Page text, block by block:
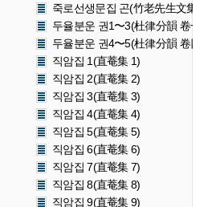
죽로선생문집 곤(竹老先生文集 곤)
두율분운 권1〜3(杜律分韻 卷一〜三)
두율분운 권4〜5(杜律分韻 卷四〜五)
직암집 1(直菴集 1)
직암집 2(直菴集 2)
직암집 3(直菴集 3)
직암집 4(直菴集 4)
직암집 5(直菴集 5)
직암집 6(直菴集 6)
직암집 7(直菴集 7)
직암집 8(直菴集 8)
직암집 9(直菴集 9)